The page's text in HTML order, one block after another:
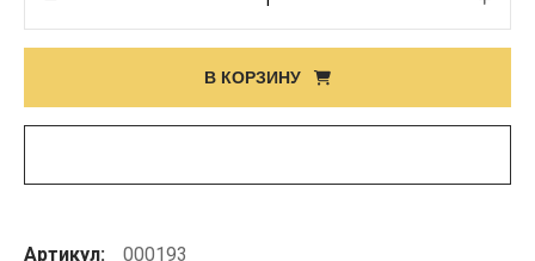
РЕГЛОН
В КОРЗИНУ
Артикул:
000193